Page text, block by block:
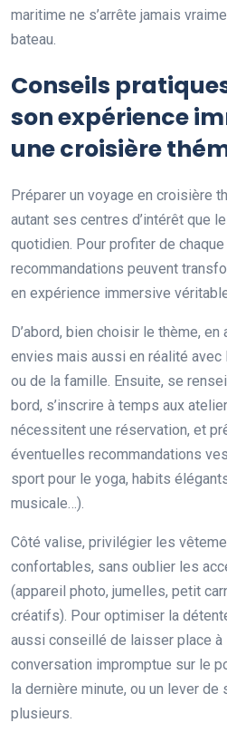
maritime ne s’arrête jamais
bateau.
Conseils
son expérience
une croisière
Préparer un voyage en croisière
autant ses centres d’intérêt que
quotidien. Pour profiter de
recommandations peuvent
en expérience immersive
D’abord, bien choisir le thème,
envies mais aussi en réalité
ou de la famille. Ensuite, se
bord, s’inscrire à temps aux
nécessitent une réservation, et
éventuelles recommandations
sport pour le yoga, habits
musicale…).
Côté valise, privilégier les
confortables, sans oublier les
(appareil photo, jumelles, petit
créatifs). Pour optimiser la
aussi conseillé de laisser place à
conversation impromptue sur le
la dernière minute, ou un lever
plusieurs.